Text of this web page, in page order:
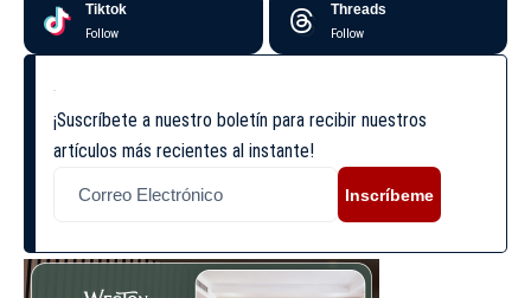
Tiktok
Follow
Threads
Follow
¡Suscríbete a nuestro boletín para recibir nuestros
artículos más recientes al instante!
Inscríbeme